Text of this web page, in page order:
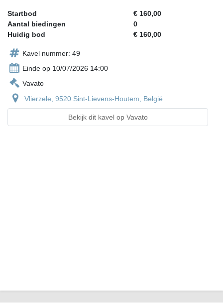
Startbod
€ 160,00
Aantal biedingen
0
Huidig bod
€ 160,00
Kavel nummer: 49
Einde op 10/07/2026 14:00
Vavato
Vlierzele, 9520 Sint-Lievens-Houtem, België
Bekijk dit kavel op Vavato